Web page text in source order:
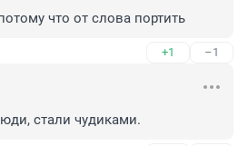
что от слова портить
+1 –1
стали чудиками.